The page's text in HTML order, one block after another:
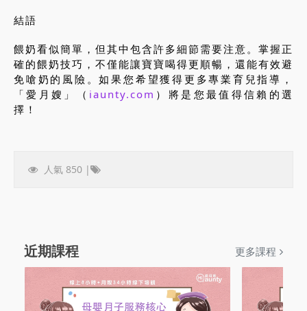
結語
餵奶看似簡單，但其中包含許多細節需要注意。掌握正
確的餵奶技巧，不僅能讓寶寶喝得更順暢，還能有效避
免嗆奶的風險。如果您希望獲得更多專業育兒指導，
「愛月嫂」（ iaunty.com ）將是您最值得信賴的選
擇！
人氣 850 |
近期課程 更多課程